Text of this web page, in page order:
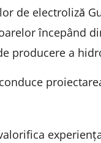
de electroliză
începând
producere a